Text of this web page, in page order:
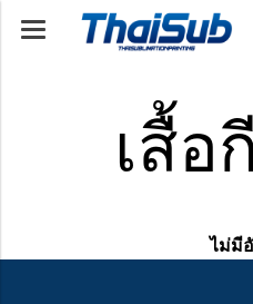
เสื้อ
ไม่มี